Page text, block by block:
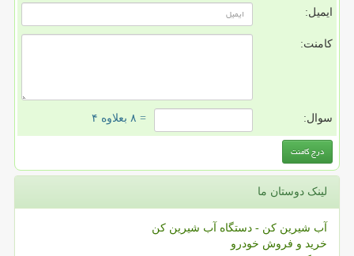
ایمیل:
کامنت:
سوال: = ۸ بعلاوه ۴
لینک دوستان ما
آب شیرین کن - دستگاه آب شیرین کن
خرید و فروش خودرو